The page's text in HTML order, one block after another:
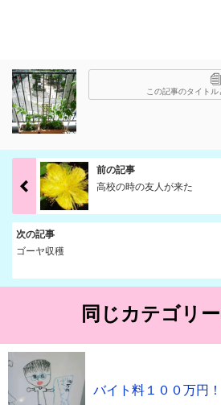
この記事のタイト
前の記事
高校の時の友人が来た
次の記事
ゴーヤ収穫
同じカテゴリ
バイト料１００万円